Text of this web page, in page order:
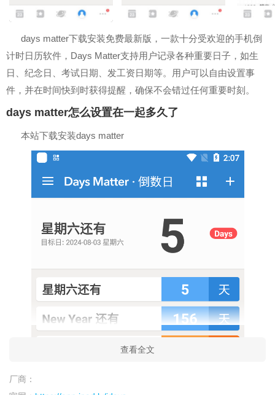
days matter下载安装免费最新版，一款十分受欢迎的手机倒
计时日历软件，Days Matter支持用户记录各种重要日子，如生
日、纪念日、考试日期、发工资日期等。用户可以自由设置事
件，并在时间快到时获得提醒，确保不会错过任何重要时刻。
days matter怎么设置在一起多久了
本站下载安装days matter
查看全文
厂商：